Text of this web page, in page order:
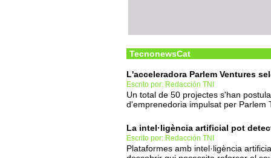
TecnonewsCat
L'acceleradora Parlem Ventures
Escrito por: Redacción TNI
Un total de 50 projectes s'han
d'emprenedoria impulsat per Parlem
La intel·ligència artificial pot
Escrito por: Redacción TNI
Plataformes amb intel·ligència